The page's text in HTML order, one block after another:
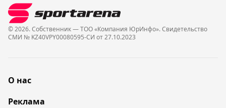
© 2026. Собственник — ТОО «Компания ЮрИнфо». Cвидетельство
СМИ № KZ40VPY00080595-СИ от 27.10.2023
О нас
Реклама